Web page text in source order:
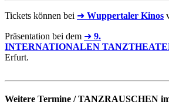
Tickets können bei ➜ Wuppertaler Kinos
Präsentation bei dem ➜ 9.
INTERNATIONALEN
Erfurt.
Weitere Termine / TANZRAUSCHEN